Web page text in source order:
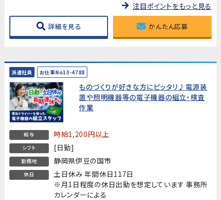
注目ポイントをもっと見る
詳細を見る かんたん応募
派遣社員 お仕事No13-4788
ものづくりが好きな方にピッタリ♪電源装
置や照明機器等の電子機器の組立・検査
作業
給与 時給1,200円以上
シフト [日勤]
勤務地 静岡県伊豆の国市
休日
土日休み 年間休日117日
※月1日程度の休日出勤を想定しています 事務所
カレンダーによる